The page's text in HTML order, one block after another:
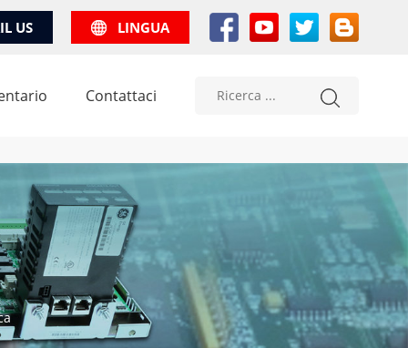
US LINGUA
Contattaci